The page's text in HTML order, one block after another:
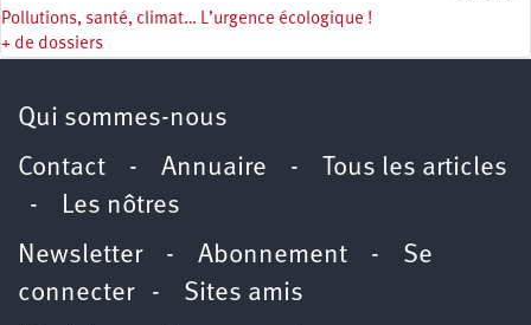
Pollutions, santé, climat… L’urgence écologique !
+ de dossiers
Qui sommes-nous
Contact - Annuaire -
Tous les articles
- Les nôtres
Newsletter- Abonnement - Se
connecter- Sites amis